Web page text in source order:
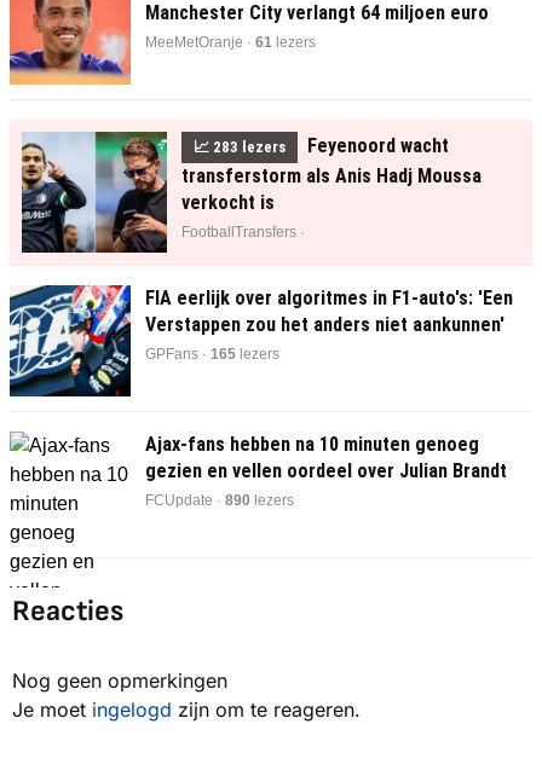
Manchester City verlangt 64 miljoen euro
MeeMetOranje · 61 lezers
📈 282 lezers
Feyenoord wacht
transferstorm als Anis Hadj Moussa
verkocht is
FootballTransfers ·
FIA eerlijk over algoritmes in F1-auto's: 'Een
Verstappen zou het anders niet aankunnen'
GPFans · 166 lezers
Ajax-fans hebben na 10 minuten genoeg
gezien en vellen oordeel over Julian Brandt
FCUpdate · 893 lezers
Reacties
Nog geen opmerkingen
Je moet ingelogd zijn om te reageren.